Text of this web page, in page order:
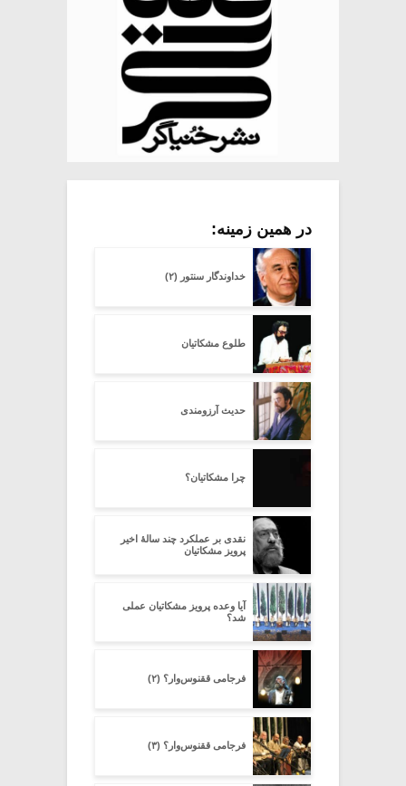
در همین زمینه:
خداوندگار سنتور (۲)
طلوع مشکاتیان
حدیث آرزومندی
چرا مشکاتیان؟
نقدی بر عملکرد چند سالۀ اخیر
پرویز مشکاتیان
آیا وعده پرویز مشکاتیان عملی
شد؟
فرجامی ققنوس‌وار؟ (۲)
فرجامی ققنوس‌وار؟ (۳)